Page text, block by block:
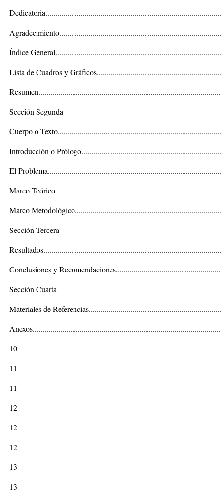
Índice
Lista de Cuadros y
Sección Segunda
Cuerpo o
Introducción o
El
Marco
Marco
Sección Tercera
Conclusiones y
Sección Cuarta
Materiales de
10
11
11
12
12
12
13
13